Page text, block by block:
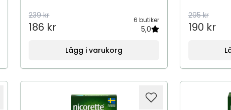
239 kr
186 kr
6 butiker
5,0
Lägg i varukorg
295 kr
190 kr